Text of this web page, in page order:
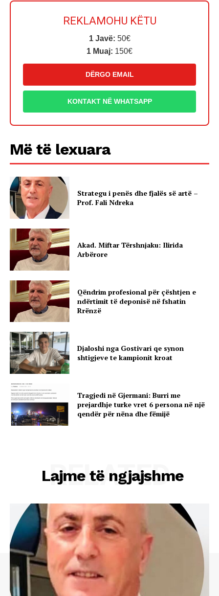
REKLAMOHU KËTU
1 Javë: 50€
1 Muaj: 150€
DËRGO EMAIL
KONTAKT NË WHATSAPP
Më të lexuara
Strategu i penës dhe fjalës së artë –
Prof. Fali Ndreka
Akad. Miftar Tërshnjaku: Ilirida
Arbërore
Qëndrim profesional për çështjen e
ndërtimit të deponisë në fshatin
Rrënzë
Djaloshi nga Gostivari qe synon
shtigjeve te kampionit kroat
Tragjedi në Gjermani: Burri me
prejardhje turke vret 6 persona në një
qendër për nëna dhe fëmijë
Lajme të ngjajshme
RELATED